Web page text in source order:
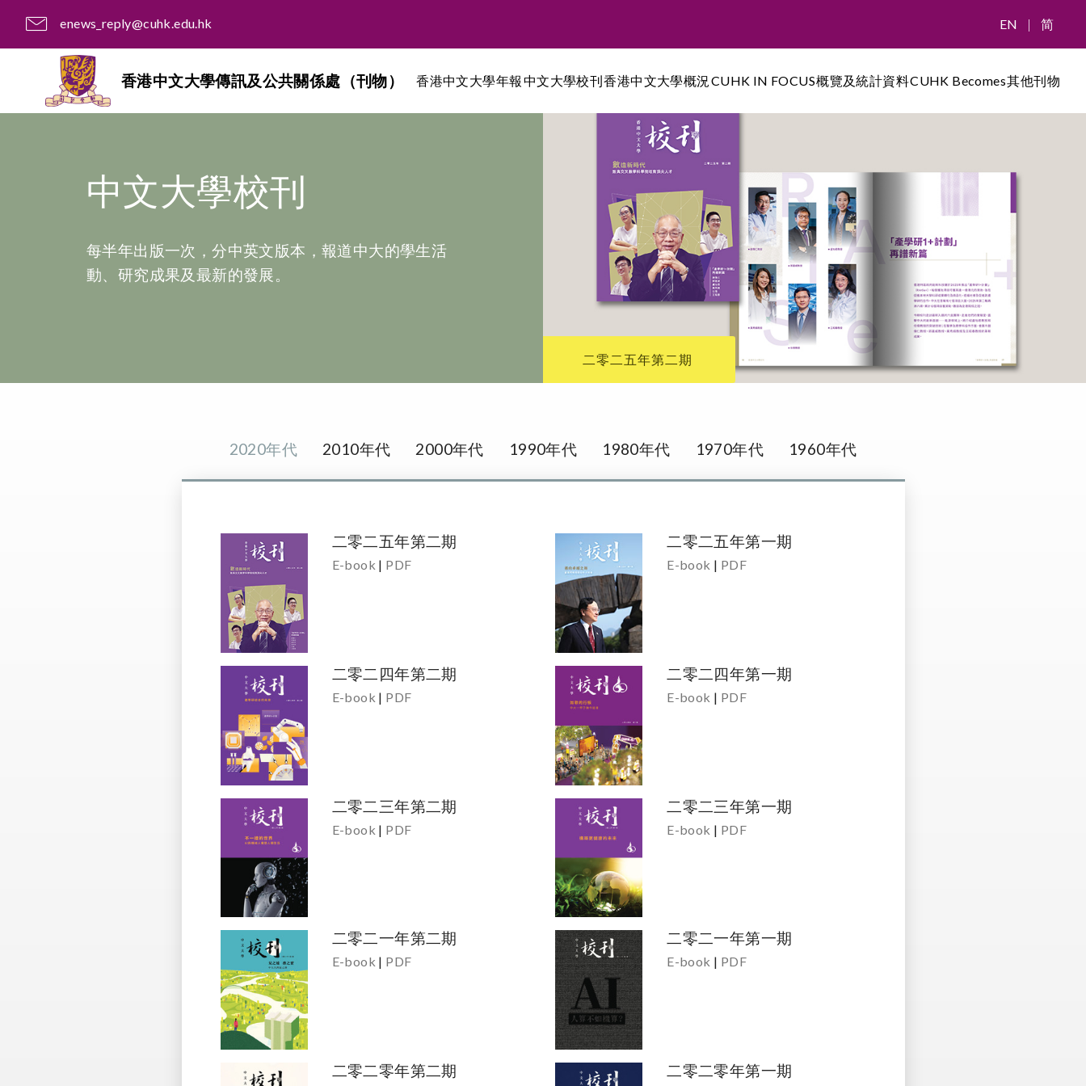
enews_reply@cuhk.edu.hk EN | 简
香港中文大學傳訊及公共關係處（刊物） 香港中文大學年報 中文大學校刊香港中文大學概況CUHK IN FOCUS概覽及統計資料CUHK Becomes其他刊物
中文大學校刊
每半年出版一次，分中英文版本，報道中大的學生活
動、研究成果及最新的發展。
二零二五年第二期
2020年代 2010年代 2000年代 1990年代 1980年代 1970年代 1960年代
二零二五年第二期
E-book | PDF
二零二五年第一期
E-book | PDF
二零二四年第二期
E-book | PDF
二零二四年第一期
E-book | PDF
二零二三年第二期
E-book | PDF
二零二三年第一期
E-book | PDF
二零二一年第二期
E-book | PDF
二零二一年第一期
E-book | PDF
二零二零年第二期 二零二零年第一期